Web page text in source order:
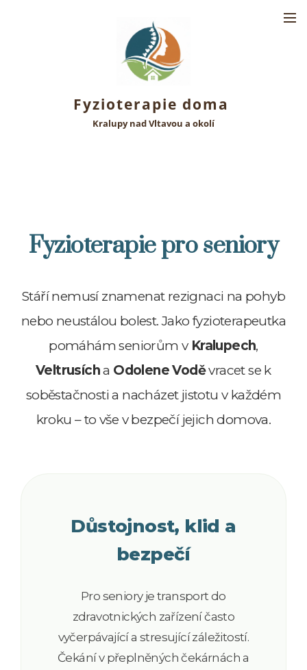
Fyzioterapie doma
Kralupy nad Vltavou a okolí
Fyzioterapie pro seniory
Stáří nemusí znamenat rezignaci na pohyb
nebo neustálou bolest. Jako fyzioterapeutka
pomáhám seniorům v Kralupech,
Veltrusícha Odolene Voděvracet se k
soběstačnosti a nacházet jistotu v každém
kroku – to vše v bezpečí jejich domova.
Důstojnost, klid a
bezpečí
Pro seniory je transport do
zdravotnických zařízení často
vyčerpávající a stresující záležitostí.
Čekání v přeplněných čekárnách a